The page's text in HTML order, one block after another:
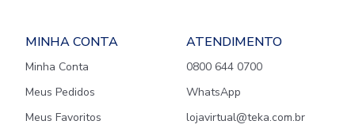
MINHA CONTA
Minha Conta
Meus Pedidos
Meus Favoritos
ATENDIMENTO
0800 644 0700
WhatsApp
lojavirtual@teka.com.br